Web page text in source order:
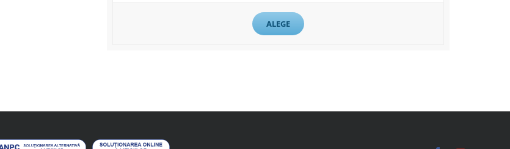
ALEGE